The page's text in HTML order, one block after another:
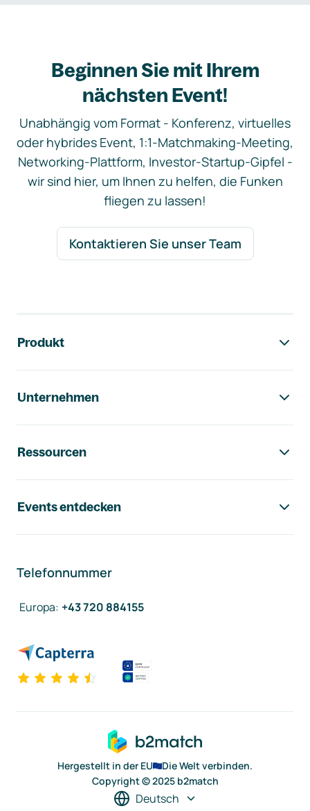
Beginnen Sie mit Ihrem
nächsten Event!
Unabhängig vom Format - Konferenz, virtuelles
oder hybrides Event, 1:1-Matchmaking-Meeting,
Networking-Plattform, Investor-Startup-Gipfel -
wir sind hier, um Ihnen zu helfen, die Funken
fliegen zu lassen!
Kontaktieren Sie unser Team
Produkt
Unternehmen
Ressourcen
Events entdecken
Telefonnummer
Europa: +43 720 884155
Hergestellt in der EU
Die Welt verbinden.
Copyright © 2025 b2match
Deutsch